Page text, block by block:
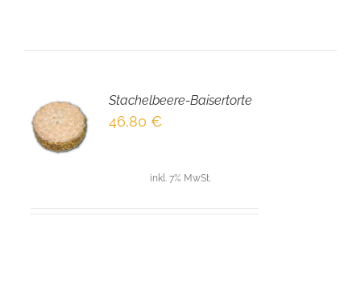
Stachelbeere-Baisertorte
46,80 €
inkl. 7% MwSt.